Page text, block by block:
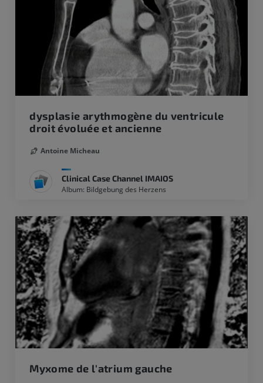
dysplasie arythmogène du ventricule
droit évoluée et ancienne
Antoine Micheau
Clinical Case Channel IMAIOS
Album: Bildgebung des Herzens
Myxome de l'atrium gauche